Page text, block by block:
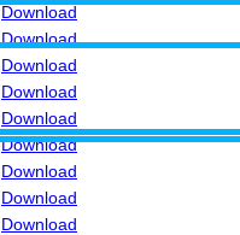
Download
Download
Download
Download
Download
Download
Download
Download
Download